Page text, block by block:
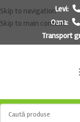
Skip to navigation
Skip to main content
Levi:
Oana:
Transport